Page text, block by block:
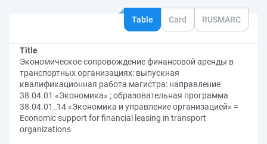
Table Card RUSMARC
Title
Экономическое сопровождение финансовой аренды в
транспортных организациях: выпускная
квалификационная работа магистра: направление
38.04.01 «Экономика» ; образовательная программа
38.04.01_14 «Экономика и управление организацией» =
Economic support for financial leasing in transport
organizations